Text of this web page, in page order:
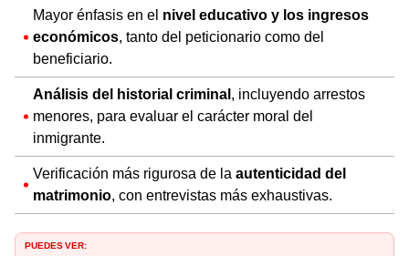
Mayor énfasis en el nivel educativo y los ingresos
económicos, tanto del peticionario como del
beneficiario.
Análisis del historial criminal, incluyendo arrestos
menores, para evaluar el carácter moral del
inmigrante.
Verificación más rigurosa de la autenticidad del
matrimonio, con entrevistas más exhaustivas.
PUEDES VER: